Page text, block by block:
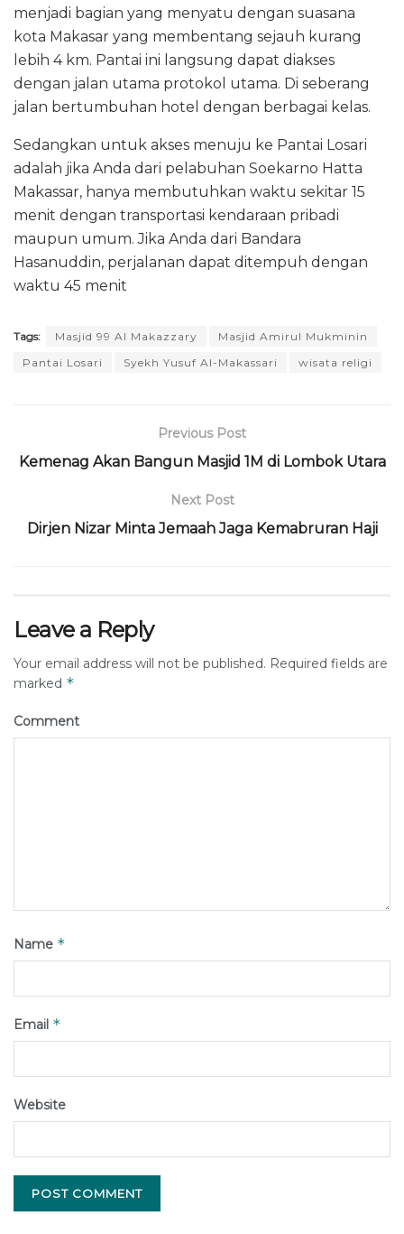
menjadi bagian yang menyatu dengan suasana
kota Makasar yang membentang sejauh kurang
lebih 4 km. Pantai ini langsung dapat diakses
dengan jalan utama protokol utama. Di seberang
jalan bertumbuhan hotel dengan berbagai kelas.
Sedangkan untuk akses menuju ke Pantai Losari
adalah jika Anda dari pelabuhan Soekarno Hatta
Makassar, hanya membutuhkan waktu sekitar 15
menit dengan transportasi kendaraan pribadi
maupun umum. Jika Anda dari Bandara
Hasanuddin, perjalanan dapat ditempuh dengan
waktu 45 menit
Tags: Masjid 99 Al Makazzary
Masjid Amirul Mukminin
Pantai Losari
Syekh Yusuf Al-Makassari wisata religi
Previous Post
Kemenag Akan Bangun Masjid 1M di Lombok Utara
Next Post
Dirjen Nizar Minta Jemaah Jaga Kemabruran Haji
Leave a Reply
Your email address will not be published. Required fields are
marked *
Comment
Name *
Email *
Website